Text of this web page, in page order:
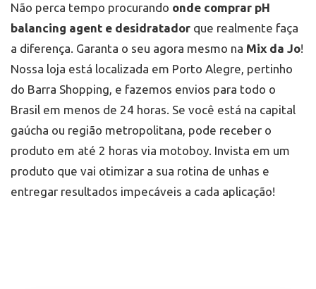
Não perca tempo procurando onde comprar pH
balancing agent e desidratador que realmente faça
a diferença. Garanta o seu agora mesmo na Mix da Jo!
Nossa loja está localizada em Porto Alegre, pertinho
do Barra Shopping, e fazemos envios para todo o
Brasil em menos de 24 horas. Se você está na capital
gaúcha ou região metropolitana, pode receber o
produto em até 2 horas via motoboy. Invista em um
produto que vai otimizar a sua rotina de unhas e
entregar resultados impecáveis a cada aplicação!